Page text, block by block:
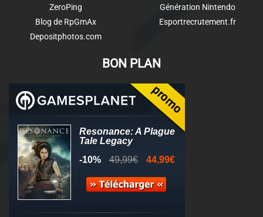
ZeroPing
Blog de RpGmAx
Depositphotos.com
Génération Nintendo
Esportrecrutement.fr
BON PLAN